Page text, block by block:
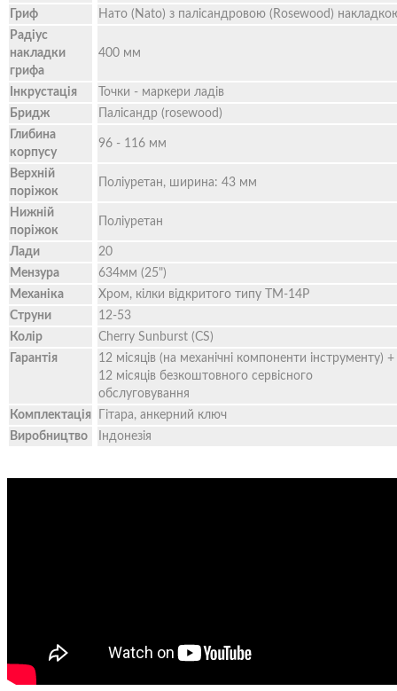
Гриф
Нато (Nato) з палісандровою (Rosewood)
Радіус
накладки
грифа
400 мм
Інкрустація
Точки - маркери ладів
Бридж
Палісандр (rosewood)
Глибина
корпусу
96 - 116 мм
Верхній
поріжок
Поліуретан, ширина: 43 мм
Нижній
поріжок
Поліуретан
Лади
20
Мензура
634мм (25")
Механіка
Хром, кілки відкритого типу TM-14P
Струни
12-53
Колір
Cherry Sunburst (CS)
Гарантія
12 місяців (на механічні компоненти інструменту) +
12 місяців безкоштовного сервісного
обслуговування
Комплектація
Гітара, анкерний ключ
Виробництво
Індонезія